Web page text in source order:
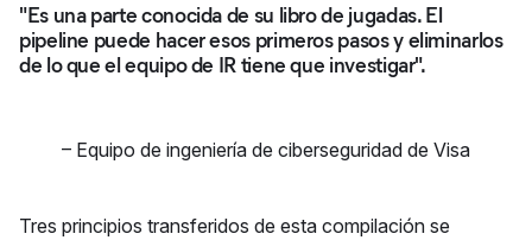
"Es una parte conocida de su libro de jugadas. El
pipeline puede hacer esos primeros pasos y eliminarlos
de lo que el equipo de IR tiene que investigar".
– Equipo de ingeniería de ciberseguridad de Visa
Tres principios transferidos de esta compilación se